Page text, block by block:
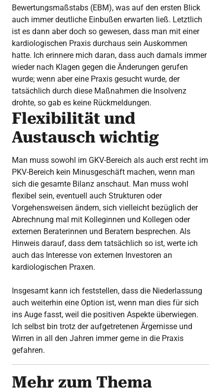
Bewertungsmaßstabs (EBM), was auf den ersten Blick
auch immer deutliche Einbußen erwarten ließ. Letztlich
ist es dann aber doch so gewesen, dass man mit einer
kardiologischen Praxis durchaus sein Auskommen
hatte. Ich erinnere mich daran, dass auch damals immer
wieder nach Klagen gegen die Änderungen gerufen
wurde; wenn aber eine Praxis gesucht wurde, der
tatsächlich durch diese Maßnahmen die Insolvenz
drohte, so gab es keine Rückmeldungen.
Flexibilität und
Austausch wichtig
Man muss sowohl im GKV-Bereich als auch erst recht im
PKV-Bereich kein Minusgeschäft machen, wenn man
sich die gesamte Bilanz anschaut. Man muss wohl
flexibel sein, eventuell auch Strukturen oder
Vorgehensweisen ändern, sich vielleicht bezüglich der
Abrechnung mal mit Kolleginnen und Kollegen oder
externen Beraterinnen und Beratern besprechen. Als
Hinweis darauf, dass dem tatsächlich so ist, werte ich
auch das Interesse von externen Investoren an
kardiologischen Praxen.
Insgesamt kann ich feststellen, dass die Niederlassung
auch weiterhin eine Option ist, wenn man dies für sich
ins Auge fasst, weil die positiven Aspekte überwiegen.
Ich selbst bin trotz der aufgetretenen Ärgernisse und
Wirren in all den Jahren immer gerne in die Praxis
gefahren.
Mehr zum Thema